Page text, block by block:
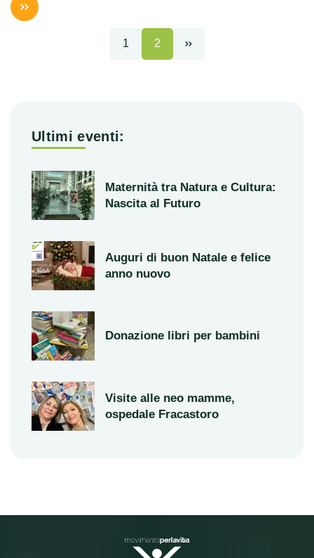
1 2
Ultimi eventi:
Maternità tra Natura e Cultura:
Nascita al Futuro
Auguri di buon Natale e felice
anno nuovo
Donazione libri per bambini
Visite alle neo mamme,
ospedale Fracastoro